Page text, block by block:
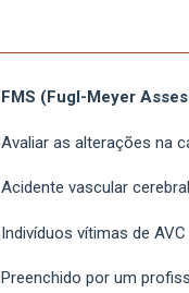
FMS (Fugl-Meyer
Avaliar as alterações na
Acidente vascular cerebral
Indivíduos vítimas de AVC
Preenchido por um